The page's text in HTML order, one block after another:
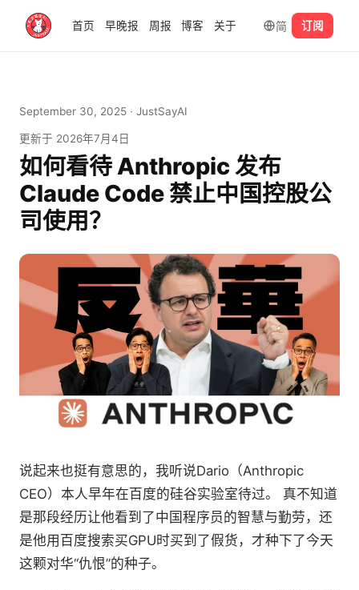
首页 早晚报 周报 博客 关于 简 订阅
September 30, 2025 · JustSayAI
更新于 2026年7月4日
如何看待 Anthropic 发布
Claude Code 禁止中国控股公
司使用？
说起来也挺有意思的，我听说Dario（Anthropic
CEO）本人早年在百度的硅谷实验室待过。 真不知道
是那段经历让他看到了中国程序员的智慧与勤劳，还
是他用百度搜索买GPU时买到了假货，才种下了今天
这颗对华“仇恨”的种子。